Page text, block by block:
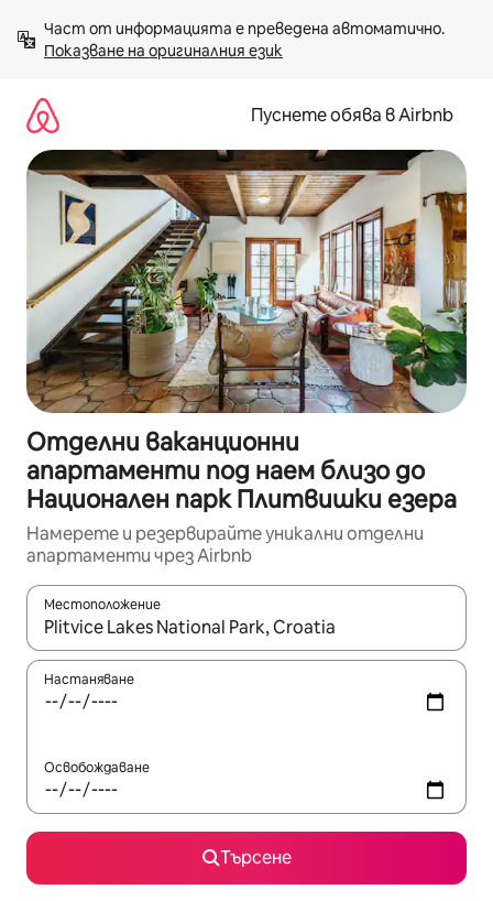
към
съдържанието
Показване на оригиналния език
Пуснете обява в Airbnb
Отделни ваканционни
апартаменти под наем близо до
Национален парк Плитвишки езера
Намерете и резервирайте уникални отделни
апартаменти чрез Airbnb
Местоположение
Когато резултатите се покажат, използвайте
Настаняване
Освобождаване
Търсене